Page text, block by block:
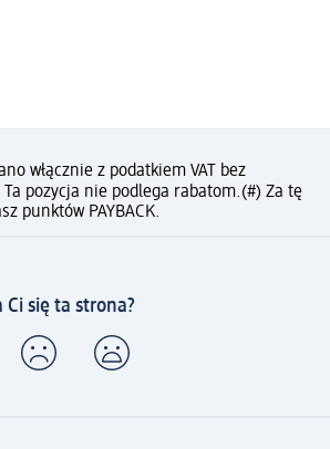
włącznie z podatkiem VAT bez
Ta pozycja nie podlega rabatom.(#) Za tę
punktów PAYBACK.
Ci się ta strona?